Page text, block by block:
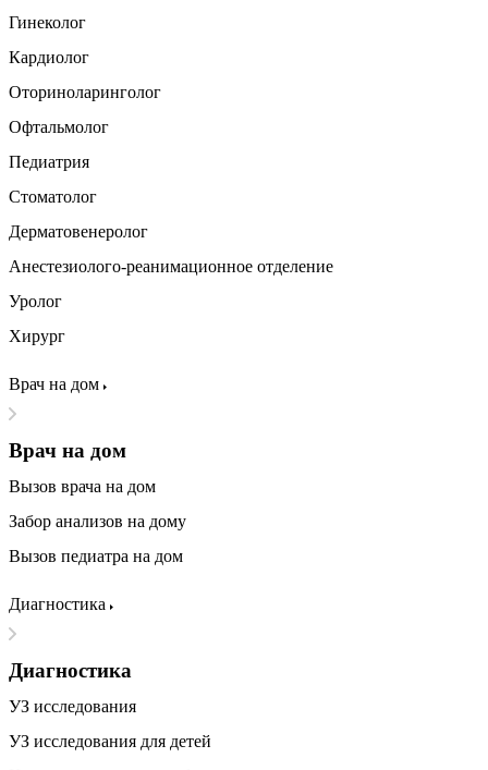
Гинеколог
Кардиолог
Оториноларинголог
Офтальмолог
Педиатрия
Стоматолог
Дерматовенеролог
Анестезиолого-реанимационное отделение
Уролог
Хирург
Врач на дом
Врач на дом
Вызов врача на дом
Забор анализов на дому
Вызов педиатра на дом
Диагностика
Диагностика
УЗ исследования
УЗ исследования для детей